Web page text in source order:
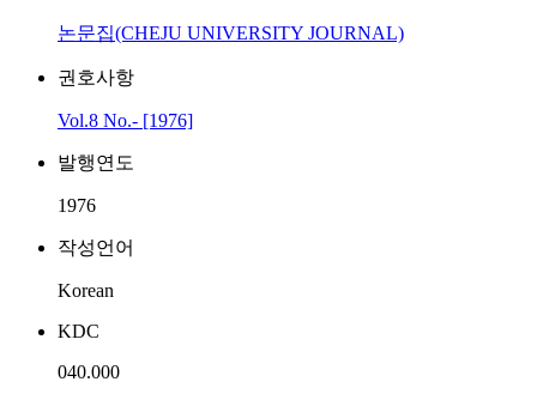
논문집(CHEJU UNIVERSITY JOURNAL)
권호사항
Vol.8 No.- [1976]
발행연도
1976
작성언어
Korean
KDC
040.000